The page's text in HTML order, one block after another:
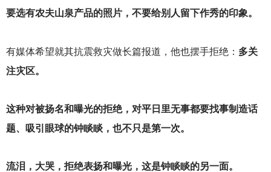
要选有农夫山泉产品的照片，不要给别人留下作秀的印象。
有媒体希望就其抗震救灾做长篇报道，他也摆手拒绝： 多关
注灾区。
这种对被扬名和曝光的拒绝，对平日里无事都要找事制造话
题、吸引眼球的钟睒睒，也不只是第一次。
流泪，大哭，拒绝表扬和曝光，这是钟睒睒的另一面。